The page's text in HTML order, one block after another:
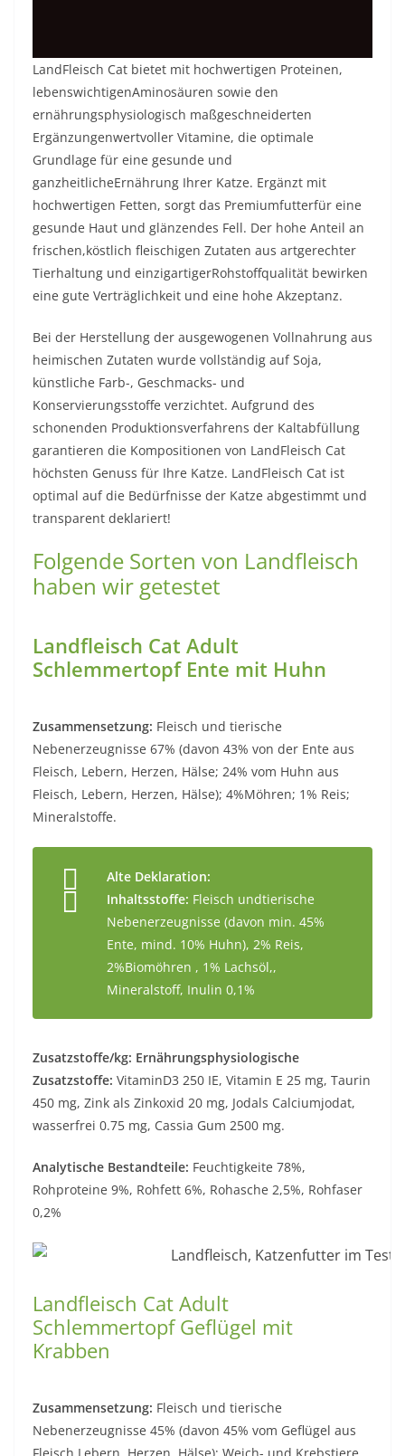
LandFleisch Cat bietet mit hochwertigen Proteinen,
lebenswichtigenAminosäuren sowie den
ernährungsphysiologisch maßgeschneiderten
Ergänzungenwertvoller Vitamine, die optimale
Grundlage für eine gesunde und
ganzheitlicheErnährung Ihrer Katze. Ergänzt mit
hochwertigen Fetten, sorgt das Premiumfutterfür eine
gesunde Haut und glänzendes Fell. Der hohe Anteil an
frischen,köstlich fleischigen Zutaten aus artgerechter
Tierhaltung und einzigartigerRohstoffqualität bewirken
eine gute Verträglichkeit und eine hohe Akzeptanz.
Bei der Herstellung der ausgewogenen Vollnahrung aus
heimischen Zutaten wurde vollständig auf Soja,
künstliche Farb-, Geschmacks- und
Konservierungsstoffe verzichtet. Aufgrund des
schonenden Produktionsverfahrens der Kaltabfüllung
garantieren die Kompositionen von LandFleisch Cat
höchsten Genuss für Ihre Katze. LandFleisch Cat ist
optimal auf die Bedürfnisse der Katze abgestimmt und
transparent deklariert!
Folgende Sorten von Landfleisch
haben wir getestet
Landfleisch Cat Adult
Schlemmertopf Ente mit Huhn
Zusammensetzung: Fleisch und tierische
Nebenerzeugnisse 67% (davon 43% von der Ente aus
Fleisch, Lebern, Herzen, Hälse; 24% vom Huhn aus
Fleisch, Lebern, Herzen, Hälse); 4%Möhren; 1% Reis;
Mineralstoffe.
Alte Deklaration:
Inhaltsstoffe: Fleisch undtierische
Nebenerzeugnisse (davon min. 45%
Ente, mind. 10% Huhn), 2% Reis,
2%Biomöhren , 1% Lachsöl,,
Mineralstoff, Inulin 0,1%
Zusatzstoffe/kg: Ernährungsphysiologische
Zusatzstoffe: VitaminD3 250 IE, Vitamin E 25 mg, Taurin
450 mg, Zink als Zinkoxid 20 mg, Jodals Calciumjodat,
wasserfrei 0.75 mg, Cassia Gum 2500 mg.
Analytische Bestandteile: Feuchtigkeite 78%,
Rohproteine 9%, Rohfett 6%, Rohasche 2,5%, Rohfaser
0,2%
Landfleisch Cat Adult
Schlemmertopf Geflügel mit
Krabben
Zusammensetzung: Fleisch und tierische
Nebenerzeugnisse 45% (davon 45% vom Geflügel aus